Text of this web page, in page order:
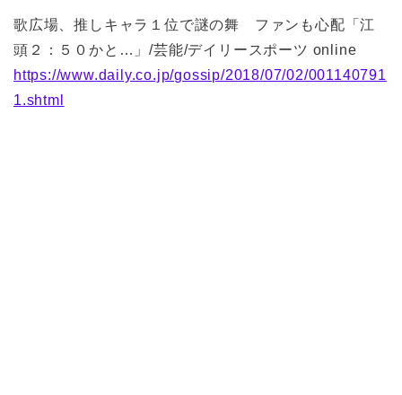
歌広場、推しキャラ１位で謎の舞 ファンも心配「江
頭２：５０かと…」/芸能/デイリースポーツ online
https://www.daily.co.jp/gossip/2018/07/02/001140791
1.shtml